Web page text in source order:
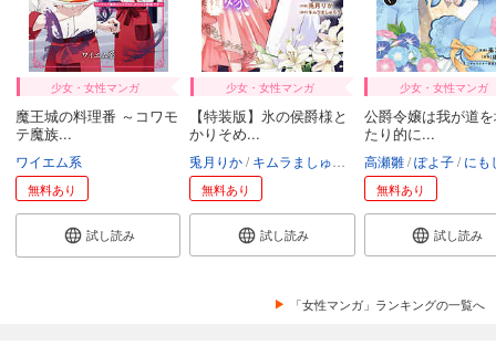
ツンデレ悪役令嬢リーゼロッテと実況の遠藤くんと解説の小林さん【タテスク】 Chapter35
66円 (税込)
カート
試し読み
あらすじを表示する
66円 (税込)
少女・女性マンガ
魔王城の料理番 ～コワモ
テ魔族...
ワイエム系
無料あり
試し読み
少女・女性マンガ
【特装版】氷の侯爵様と
かりそめ...
兎月りか キムラましゅろう エトワール編集部
無料あり
試し読み
少女・女性マンガ
公爵令嬢は我が道
たり的に...
高瀬雛 ぽよ子 にも
無料あり
試し読み
「女性マンガ」ランキングの一覧へ